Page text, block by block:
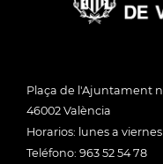
Plaça de l'Ajuntament
46002 València
Horarios: lunes a
Teléfono: 963 52 54 78